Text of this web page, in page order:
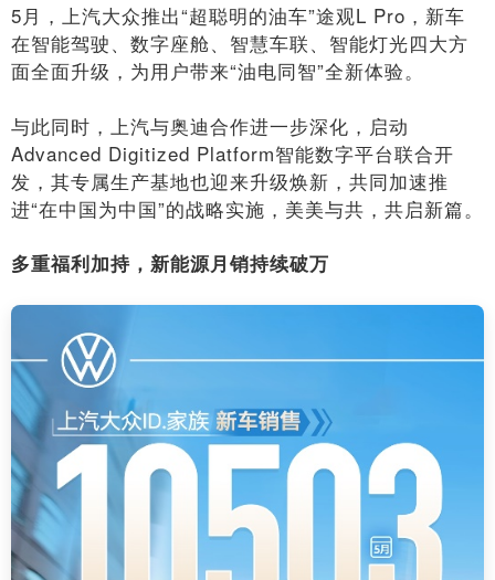
5月，上汽大众推出“超聪明的油车”途观L Pro，新车
在智能驾驶、数字座舱、智慧车联、智能灯光四大方
面全面升级，为用户带来“油电同智”全新体验。
与此同时，上汽与奥迪合作进一步深化，启动
Advanced Digitized Platform智能数字平台联合开
发，其专属生产基地也迎来升级焕新，共同加速推
进“在中国为中国”的战略实施，美美与共，共启新篇。
多重福利加持，新能源月销持续破万